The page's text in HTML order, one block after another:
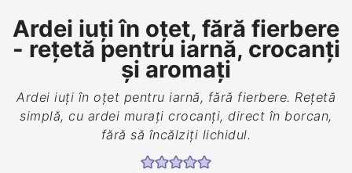
Ardei iuți în oțet, fără fierbere
- rețetă pentru iarnă, crocanți
și aromați
Ardei iuți în oțet pentru iarnă, fără fierbere. Rețetă
simplă, cu ardei murați crocanți, direct în borcan,
fără să încălziți lichidul.